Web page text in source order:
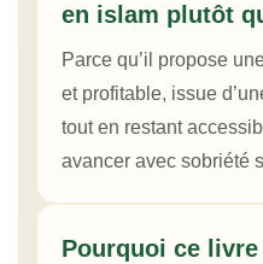
en islam plutôt
Parce qu’il propose
et profitable, issue
tout en restant
avancer avec sobriété
Pourquoi ce